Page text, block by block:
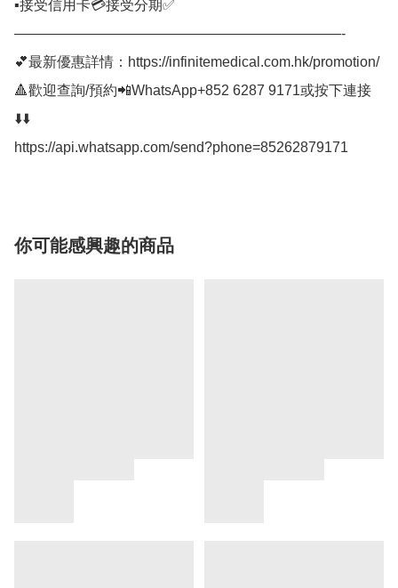
▪️接受信用卡💳接受分期✅⠀
———————————————————————-⠀
💕最新優惠詳情：https://infinitemedical.com.hk/promotion/
🔺歡迎查詢/預約📲WhatsApp+852 6287 9171或按下連接
⬇️⬇️
https://api.whatsapp.com/send?phone=85262879171
你可能感興趣的商品